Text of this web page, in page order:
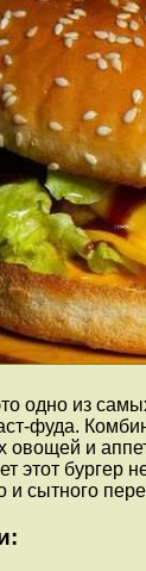
одно из
фуда.
овощей и
этот бургер
и сытного